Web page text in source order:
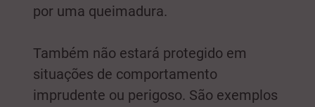
por uma queimadura.
Também não estará protegido em
situações de comportamento
imprudente ou perigoso. São exemplos